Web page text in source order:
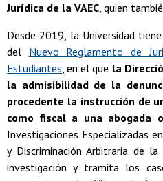
Jurídica de la VAEC, quien
Desde 2019, la Universidad
del Nuevo Reglamento de
Estudiantes, en el que la
la admisibilidad de la
procedente la instrucción de
como fiscal a una abogada
Investigaciones Especializadas
y Discriminación Arbitraria de
investigación y tramita los